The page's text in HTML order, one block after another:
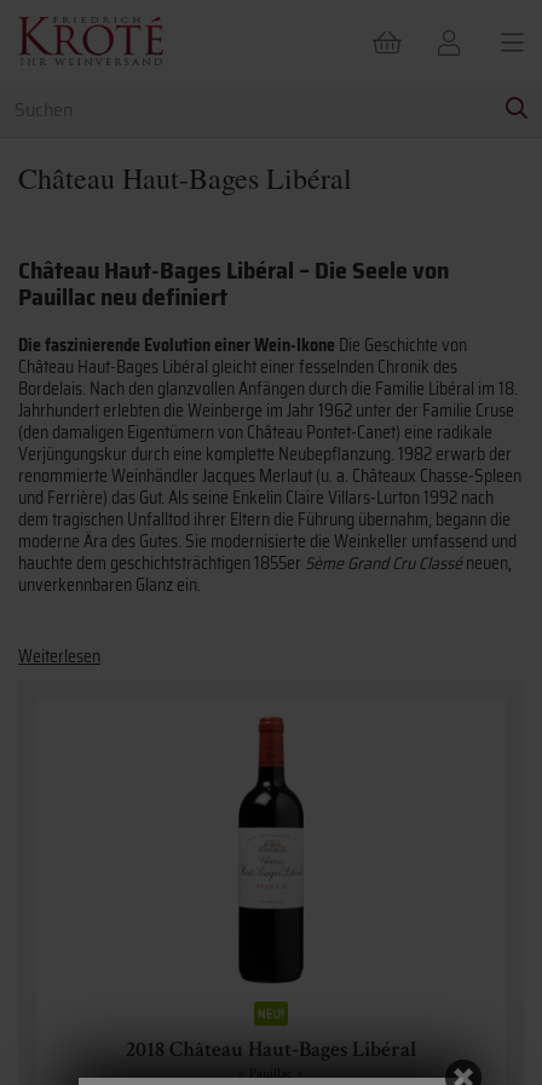
Château Haut-Bages Libéral
Château Haut-Bages Libéral – Die Seele von
Pauillac neu definiert
Die faszinierende Evolution einer Wein-Ikone Die Geschichte von
Château Haut-Bages Libéral gleicht einer fesselnden Chronik des
Bordelais. Nach den glanzvollen Anfängen durch die Familie Libéral im 18.
Jahrhundert erlebten die Weinberge im Jahr 1962 unter der Familie Cruse
(den damaligen Eigentümern von Château Pontet-Canet) eine radikale
Verjüngungskur durch eine komplette Neubepflanzung. 1982 erwarb der
renommierte Weinhändler Jacques Merlaut (u. a. Châteaux Chasse-Spleen
und Ferrière) das Gut. Als seine Enkelin Claire Villars-Lurton 1992 nach
dem tragischen Unfalltod ihrer Eltern die Führung übernahm, begann die
moderne Ära des Gutes. Sie modernisierte die Weinkeller umfassend und
hauchte dem geschichtsträchtigen 1855er 5ème Grand Cru Classéneuen,
unverkennbaren Glanz ein.
Weiterlesen
2018 Château Haut-Bages Libéral
» Pauillac «